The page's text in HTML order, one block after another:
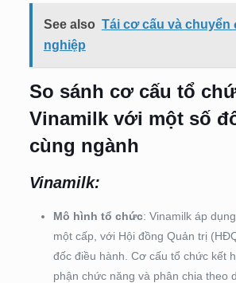
See also Tái cơ cấu và chuyển
nghiệp
So sánh cơ cấu tổ
Vinamilk với một số
cùng ngành
Vinamilk:
Mô hình tổ chức: Vinamilk áp
một cấp, với Hội đồng Quản trị
đốc điều hành. Cơ cấu tổ chức kết
phận chức năng và phân chia theo